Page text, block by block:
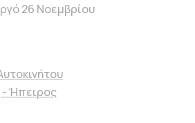
26 Νοεμβρίου
- Ήπειρος